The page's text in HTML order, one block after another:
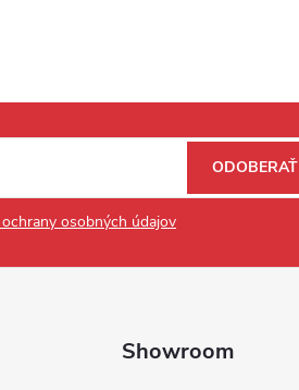
osobných údajov
ODOBERAŤ
Showroom